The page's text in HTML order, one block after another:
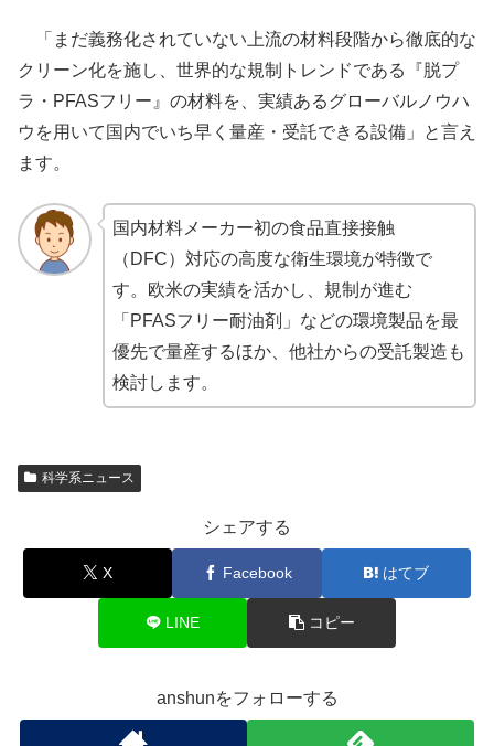
「まだ義務化されていない上流の材料段階から徹底的な
クリーン化を施し、世界的な規制トレンドである『脱プ
ラ・PFASフリー』の材料を、実績あるグローバルノウハ
ウを用いて国内でいち早く量産・受託できる設備」と言え
ます。
国内材料メーカー初の食品直接接触
（DFC）対応の高度な衛生環境が特徴で
す。欧米の実績を活かし、規制が進む
「PFASフリー耐油剤」などの環境製品を最
優先で量産するほか、他社からの受託製造も
検討します。
科学系ニュース
シェアする
X Facebook はてブ
LINE コピー
anshunをフォローする